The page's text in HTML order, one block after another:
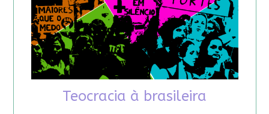
Teocracia à brasileira